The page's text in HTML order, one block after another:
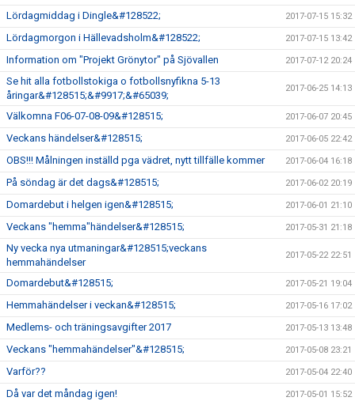
Lördagmiddag i Dingle&#128522; 2017-07-15 15:32
Lördagmorgon i Hällevadsholm&#128522; 2017-07-15 13:42
Information om "Projekt Grönytor" på Sjövallen 2017-07-12 20:24
Se hit alla fotbollstokiga o fotbollsnyfikna 5-13
åringar&#128515;&#9917;&#65039;
2017-06-25 14:13
Välkomna F06-07-08-09&#128515; 2017-06-07 20:45
Veckans händelser&#128515; 2017-06-05 22:42
OBS!!! Målningen inställd pga vädret, nytt tillfälle kommer 2017-06-04 16:18
På söndag är det dags&#128515; 2017-06-02 20:19
Domardebut i helgen igen&#128515; 2017-06-01 21:10
Veckans "hemma"händelser&#128515; 2017-05-31 21:18
Ny vecka nya utmaningar&#128515;veckans
hemmahändelser
2017-05-22 22:51
Domardebut&#128515; 2017-05-21 19:04
Hemmahändelser i veckan&#128515; 2017-05-16 17:02
Medlems- och träningsavgifter 2017 2017-05-13 13:48
Veckans "hemmahändelser"&#128515; 2017-05-08 23:21
Varför?? 2017-05-04 22:40
Då var det måndag igen! 2017-05-01 15:52